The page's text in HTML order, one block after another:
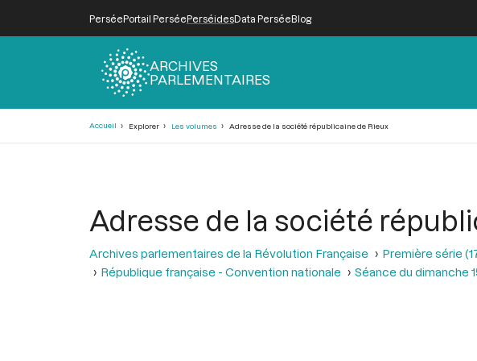
PerséePortail PerséePerséidesData PerséeBlog
ARCHIVES
PARLEMENTAIRES
Accueil Explorer Les volumes Adresse de la société républicaine de Rieux
Adresse de la société
Archives parlementaires de la Révolution Française Première série
République française - Convention nationale
Séance du dimanche